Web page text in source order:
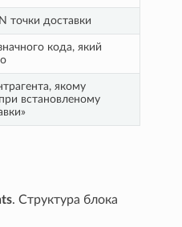
точки доставки
кода, який
якому
встановленому
. Структура блока